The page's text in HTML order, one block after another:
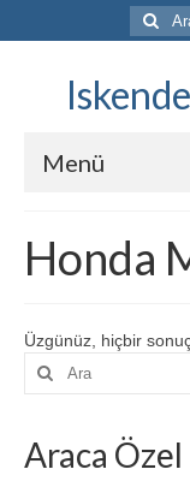
Şunu
ara:
Menü
Komple kaplama
Steering Wheel
Fiyat Listesi
Honda
Üzgünüz, hiçbir
Şunu
ara:
Araca